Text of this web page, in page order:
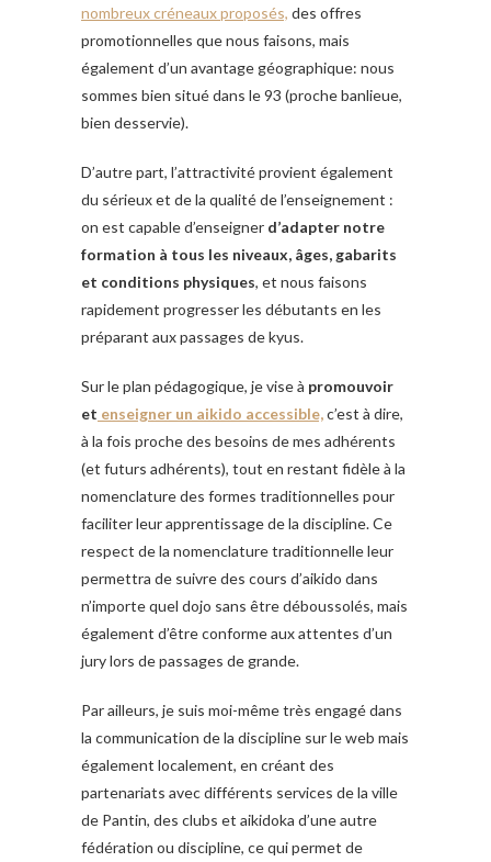
nombreux créneaux proposés, des offres
promotionnelles que nous faisons, mais
également d’un avantage géographique: nous
sommes bien situé dans le 93 (proche banlieue,
bien desservie).
D’autre part, l’attractivité provient également
du sérieux et de la qualité de l’enseignement :
on est capable d’enseigner d’adapter notre
formation à tous les niveaux, âges, gabarits
et conditions physiques, et nous faisons
rapidement progresser les débutants en les
préparant aux passages de kyus.
Sur le plan pédagogique, je vise à promouvoir
et enseigner un aikido accessible,c’est à dire,
à la fois proche des besoins de mes adhérents
(et futurs adhérents), tout en restant fidèle à la
nomenclature des formes traditionnelles pour
faciliter leur apprentissage de la discipline. Ce
respect de la nomenclature traditionnelle leur
permettra de suivre des cours d’aikido dans
n’importe quel dojo sans être déboussolés, mais
également d’être conforme aux attentes d’un
jury lors de passages de grande.
Par ailleurs, je suis moi-même très engagé dans
la communication de la discipline sur le web mais
également localement, en créant des
partenariats avec différents services de la ville
de Pantin, des clubs et aikidoka d’une autre
fédération ou discipline, ce qui permet de